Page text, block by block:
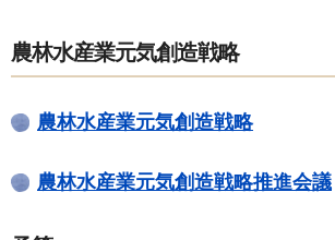
農林水産業元気創造戦略
農林水産業元気創造戦略
農林水産業元気創造戦略推進会議